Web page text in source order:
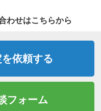
わせはこちらから
を依頼する
フォーム